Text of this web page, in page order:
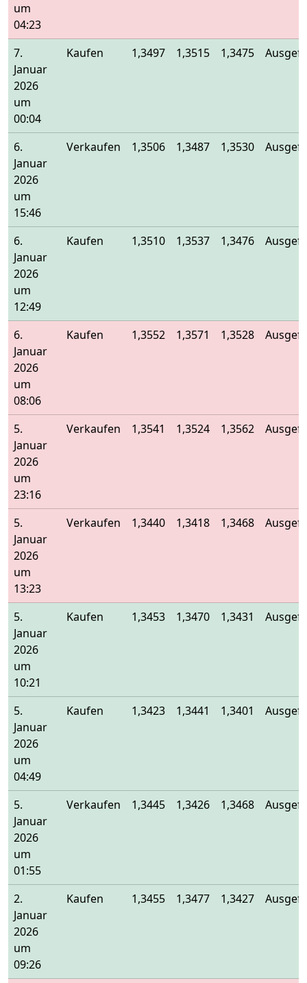
um
04:23
7.
Januar
2026
um
00:04
Kaufen 1,3497 1,3515 1,3475
6.
Januar
2026
um
15:46
Verkaufen 1,3506 1,3487 1,3530
6.
Januar
2026
um
12:49
Kaufen 1,3510 1,3537 1,3476
6.
Januar
2026
um
08:06
Kaufen 1,3552 1,3571 1,3528
5.
Januar
2026
um
23:16
Verkaufen 1,3541 1,3524 1,3562
5.
Januar
2026
um
13:23
Verkaufen 1,3440 1,3418 1,3468
5.
Januar
2026
um
10:21
Kaufen 1,3453 1,3470 1,3431
5.
Januar
2026
um
04:49
Kaufen 1,3423 1,3441 1,3401
5.
Januar
2026
um
01:55
Verkaufen 1,3445 1,3426 1,3468
2.
Januar
2026
um
09:26
Kaufen 1,3455 1,3477 1,3427